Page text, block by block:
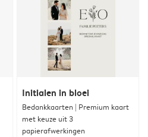
Initialen in bloei
Bedankkaarten | Premium kaart
met keuze uit 3
papierafwerkingen